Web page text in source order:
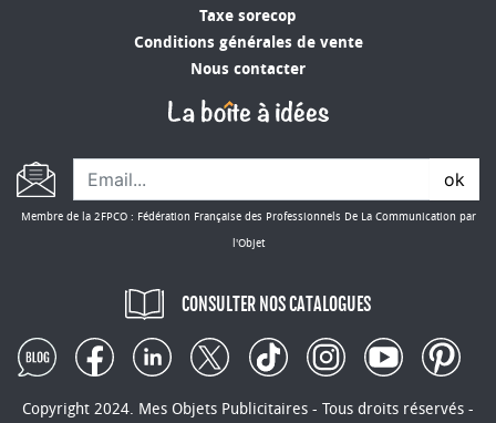
Taxe sorecop
Conditions générales de vente
Nous contacter
ok
Membre de la 2FPCO : Fédération Française des Professionnels De La Communication par
l'Objet
CONSULTER NOS CATALOGUES
Copyright 2024. Mes Objets Publicitaires - Tous droits réservés -